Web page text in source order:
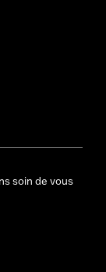
soin de vous